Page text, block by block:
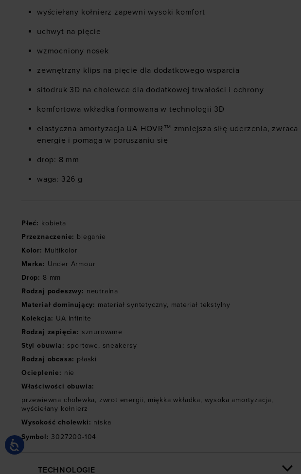
wyściełany kołnierz zapewni wysoki komfort
uchwyt na pięcie
wzmocniony nosek
zewnętrzny klips na pięcie dla dodatkowego wsparcia
sitodruk 3D na cholewce dla dodatkowej trwałości i ochrony
komfortowa wkładka formowana w technologii 3D
elastyczna amortyzacja UA HOVR™ zmniejsza siłę uderzenia, zwraca
energię i pomaga w poruszaniu się
drop: 8 mm
waga: 326 g
Płeć: kobieta
Przeznaczenie: bieganie
Kolor: Multikolor
Marka: Under Armour
Drop: 8 mm
Rodzaj podeszwy: neutralna
Materiał dominujący: materiał syntetyczny, materiał tekstylny
Kolekcja: UA Infinite
Rodzaj zapięcia: sznurowane
Styl obuwia: sportowe, sneakersy
Rodzaj obcasa: płaski
Ocieplenie: nie
Właściwości obuwia:
przewiewna cholewka, zwrot energii, miękka wkładka, wysoka amortyzacja,
wyściełany kołnierz
Wysokość cholewki: niska
Symbol: 3027200-104
TECHNOLOGIE